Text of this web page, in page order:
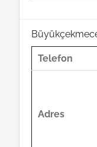
Telefon
Adres